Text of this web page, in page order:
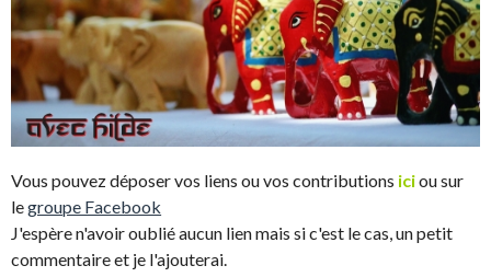
Vous pouvez déposer vos liens ou vos contributions iciou sur
legroupe Facebook
J'espère n'avoir oublié aucun lien mais si c'est le cas, un petit
commentaire et je l'ajouterai.